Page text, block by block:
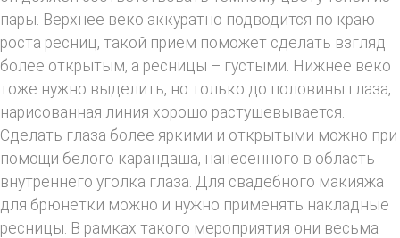
пары. Верхнее веко аккуратно подводится по краю
роста ресниц, такой прием поможет сделать взгляд
более открытым, а ресницы – густыми. Нижнее веко
тоже нужно выделить, но только до половины глаза,
нарисованная линия хорошо растушевывается.
Сделать глаза более яркими и открытыми можно при
помощи белого карандаша, нанесенного в область
внутреннего уголка глаза. Для свадебного макияжа
для брюнетки можно и нужно применять накладные
ресницы. В рамках такого мероприятия они весьма